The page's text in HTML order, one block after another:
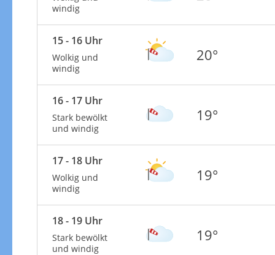
windig
15 - 16 Uhr
Wolkig und
windig
20°
16 - 17 Uhr
Stark bewölkt
und windig
19°
17 - 18 Uhr
Wolkig und
windig
19°
18 - 19 Uhr
Stark bewölkt
und windig
19°